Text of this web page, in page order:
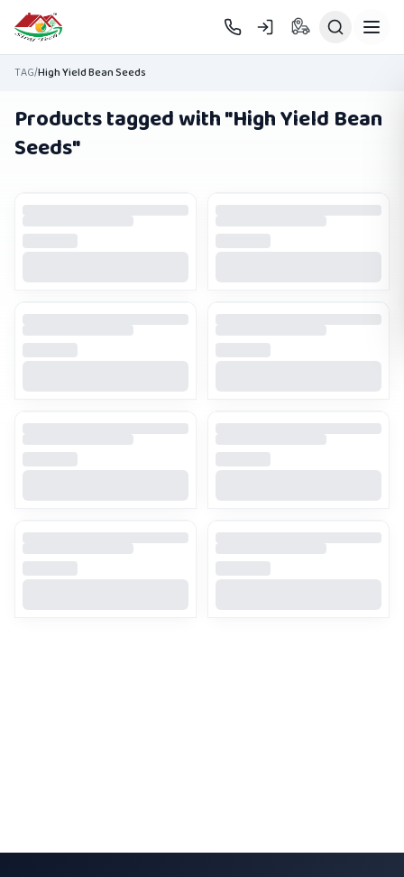
Skip to main content
TAG/High Yield Bean Seeds
Products tagged with "High Yield Bean
Seeds"